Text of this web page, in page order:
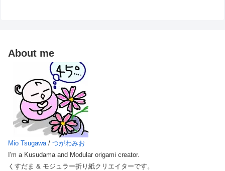
About me
Mio Tsugawa / つがわみお
I'm a Kusudama and Modular origami creator.
くすだま & モジュラー折り紙クリエイターです。